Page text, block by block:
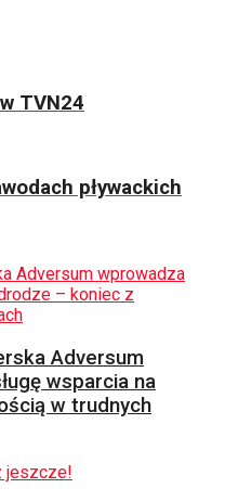
TVN24
pływackich
Adversum
wsparcia na
w trudnych